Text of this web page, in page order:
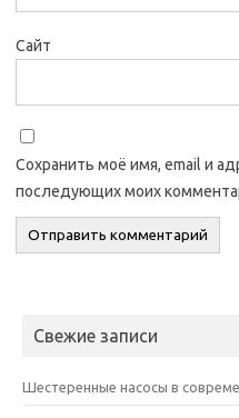
Сайт
Сохранить моё имя, email и
последующих моих
Свежие записи
Шестеренные насосы в